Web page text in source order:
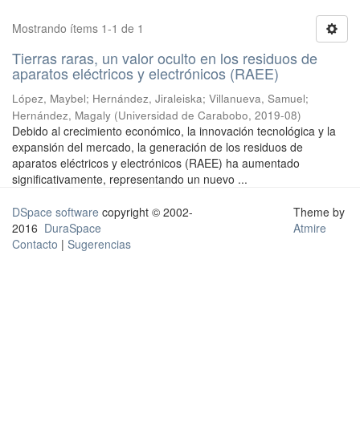
Mostrando ítems 1-1 de 1
Tierras raras, un valor oculto en los residuos de
aparatos eléctricos y electrónicos (RAEE)
López, Maybel; Hernández, Jiraleiska; Villanueva, Samuel;
Hernández, Magaly (Universidad de Carabobo, 2019-08)
Debido al crecimiento económico, la innovación tecnológica y la
expansión del mercado, la generación de los residuos de
aparatos eléctricos y electrónicos (RAEE) ha aumentado
significativamente, representando un nuevo ...
DSpace software copyright © 2002-
2016 DuraSpace
Contacto | Sugerencias
Theme by
Atmire